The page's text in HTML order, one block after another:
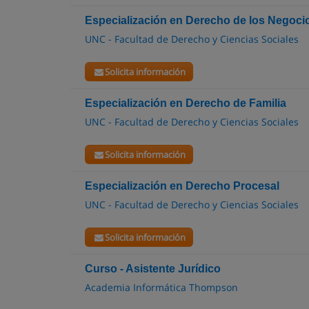
Especialización en Derecho de los
UNC - Facultad de Derecho y Ciencias Sociales
Solicita información
Especialización en Derecho de Familia
UNC - Facultad de Derecho y Ciencias Sociales
Solicita información
Especialización en Derecho Procesal
UNC - Facultad de Derecho y Ciencias Sociales
Solicita información
Curso - Asistente Jurídico
Academia Informática Thompson